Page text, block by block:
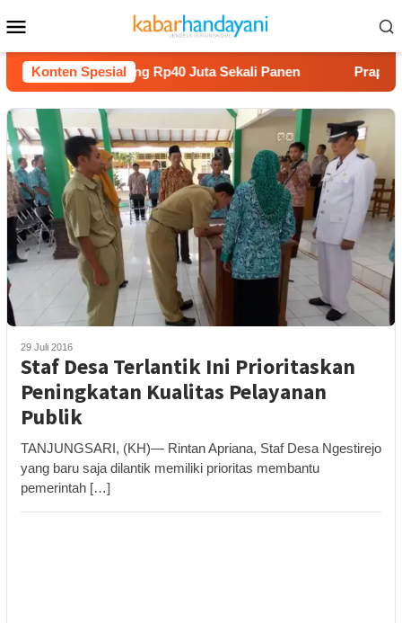
ke
kontenMobile
Konten Spesial
Melon Untung Rp40 Juta Sekali Panen Praperadilan
29 Juli 2016
Staf Desa Terlantik Ini Prioritaskan
Peningkatan Kualitas Pelayanan
Publik
TANJUNGSARI, (KH)— Rintan Apriana, Staf Desa Ngestirejo
yang baru saja dilantik memiliki prioritas membantu
pemerintah […]